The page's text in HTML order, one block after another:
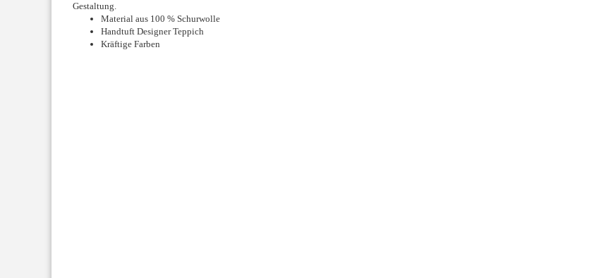
Gestaltung.
Material aus 100 % Schurwolle
Handtuft Designer Teppich
Kräftige Farben